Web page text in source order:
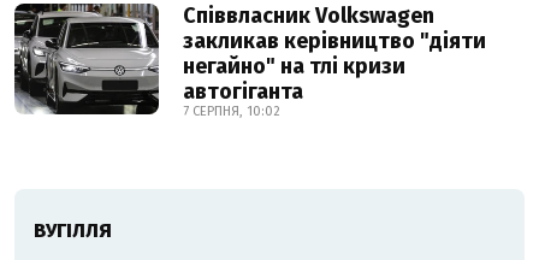
Співвласник Volkswagen
закликав керівництво "діяти
негайно" на тлі кризи
автогіганта
7 СЕРПНЯ, 10:02
ВУГІЛЛЯ